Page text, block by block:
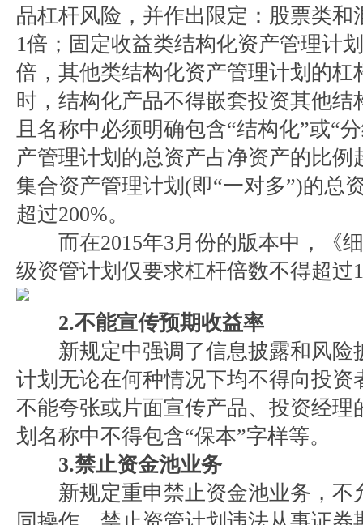
品杠杆风险，并作出限定：股票类和
1倍；固定收益类结构化资产管理计
倍，其他类结构化资产管理计划的杠
时，结构化产品不得嵌套投资其他结
且名称中必须明确包含“结构化”或“
产管理计划的总资产占净资产的比例
集合资产管理计划(即“一对多”)的总
超过200%。
而在2015年3月份的版本中，《
级资管计划仅要求杠杆倍数不得超过
2.不能宣传预期收益率
新规定中强调了信息披露和风险
计划无论在何种情况下均不得向投资
不能夸张或片面宣传产品、投资经理
划名称中不得包含“保本”字样等。
3.禁止资金池业务
新规定重申禁止资金池业务，不